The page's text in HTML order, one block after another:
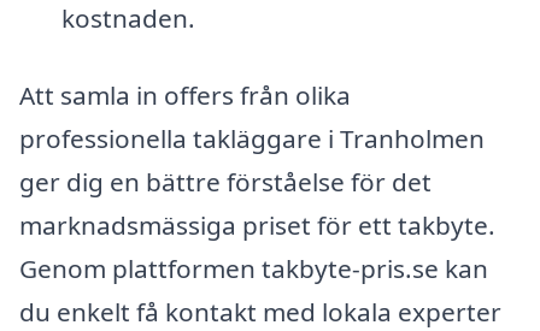
kostnaden.
Att samla in offers från olika
professionella takläggare i Tranholmen
ger dig en bättre förståelse för det
marknadsmässiga priset för ett takbyte.
Genom plattformen takbyte-pris.se kan
du enkelt få kontakt med lokala experter